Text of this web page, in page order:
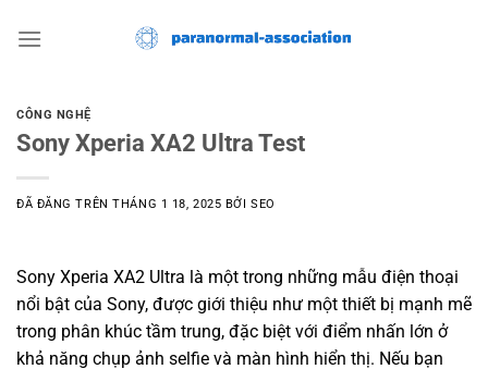
đến
CÔNG NGHỆ
Sony Xperia XA2 Ultra Test
ĐÃ ĐĂNG TRÊNTHÁNG 1 18, 2025 BỞISEO
Sony Xperia XA2 Ultra là một trong những mẫu điện thoại
nổi bật của Sony, được giới thiệu như một thiết bị mạnh mẽ
trong phân khúc tầm trung, đặc biệt với điểm nhấn lớn ở
khả năng chụp ảnh selfie và màn hình hiển thị. Nếu bạn